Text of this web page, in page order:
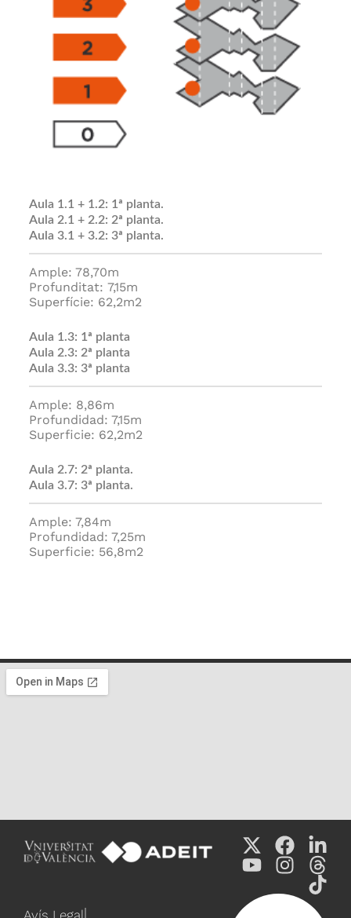
Aula 1.1 + 1.2: 1ª planta.
Aula 2.1 + 2.2: 2ª planta.
Aula 3.1 + 3.2: 3ª planta.
Ample: 78,70m
Profunditat: 7,15m
Superfície: 62,2m2
Aula 1.3: 1ª planta
Aula 2.3: 2ª planta
Aula 3.3: 3ª planta
Ample: 8,86m
Profundidad: 7,15m
Superficie: 62,2m2
Aula 2.7: 2ª planta.
Aula 3.7: 3ª planta.
Ample: 7,84m
Profundidad: 7,25m
Superficie: 56,8m2
Avís Legal